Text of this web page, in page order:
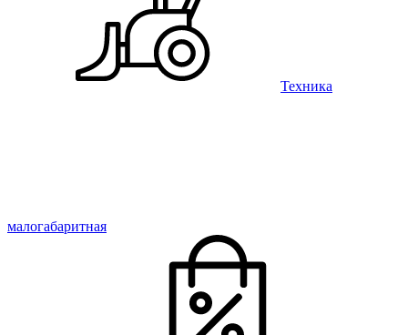
Техника
малогабаритная